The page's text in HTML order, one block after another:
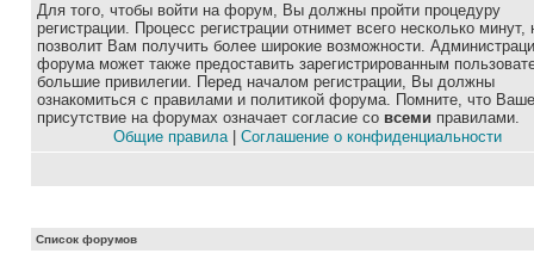
Для того, чтобы войти на форум, Вы должны пройти процедуру
регистрации. Процесс регистрации отнимет всего несколько минут,
позволит Вам получить более широкие возможности.
форума может также предоставить зарегистрированным
большие привилегии. Перед началом регистрации, Вы должны
ознакомиться с правилами и политикой форума. Помните, что Ваше
присутствие на форумах означает согласие со всеми правилами.
Общие правила| Соглашение о конфиденциальности
Список форумов